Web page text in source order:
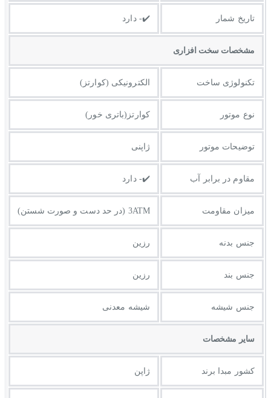
تاریخ شمار ✔️- دارد
مشخصات سخت افزاری
تکنولوژی ساخت الکترونیکی (کوارتز)
نوع موتور کوارتز(باتری خور)
توضیحات موتور ژاپنی
مقاوم در برابر آب ✔️- دارد
میزان مقاومت 3ATM (در حد دست و صورت شستن)
جنس بدنه رزین
جنس بند رزین
جنس شیشه شیشه معدنی
ساير مشخصات
کشور مبدا برند ژاپن